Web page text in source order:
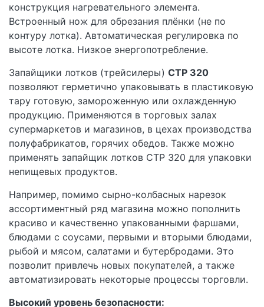
конструкция нагревательного элемента.
Встроенный нож для обрезания плёнки (не по
контуру лотка). Автоматическая регулировка по
высоте лотка. Низкое энергопотребление.
Запайщики лотков (трейсилеры) CTP 320
позволяют герметично упаковывать в пластиковую
тару готовую, замороженную или охлажденную
продукцию. Применяются в торговых залах
супермаркетов и магазинов, в цехах производства
полуфабрикатов, горячих обедов. Также можно
применять запайщик лотков CTP 320 для упаковки
непищевых продуктов.
Например, помимо сырно-колбасных нарезок
ассортиментный ряд магазина можно пополнить
красиво и качественно упакованными фаршами,
блюдами с соусами, первыми и вторыми блюдами,
рыбой и мясом, салатами и бутербродами. Это
позволит привлечь новых покупателей, а также
автоматизировать некоторые процессы торговли.
Высокий уровень безопасности: